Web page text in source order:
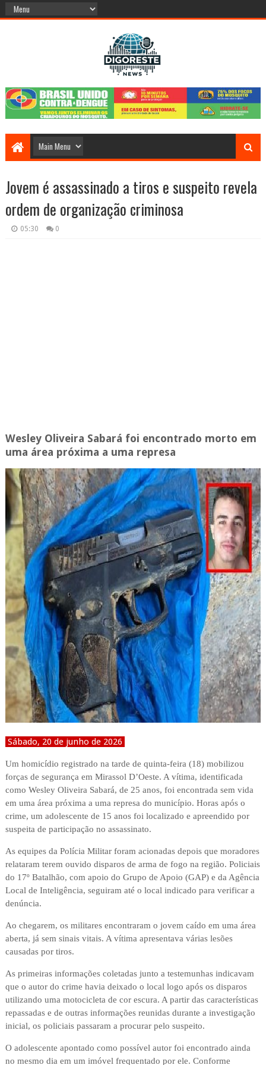
Jovem é assassinado a tiros e suspeito revela
ordem de organização criminosa
05:30 0
Wesley Oliveira Sabará foi encontrado morto em
uma área próxima a uma represa
Sábado, 20 de junho de 2026
Um homicídio registrado na tarde de quinta-feira (18) mobilizou
forças de segurança em Mirassol D’Oeste. A vítima, identificada
como Wesley Oliveira Sabará, de 25 anos, foi encontrada sem vida
em uma área próxima a uma represa do município. Horas após o
crime, um adolescente de 15 anos foi localizado e apreendido por
suspeita de participação no assassinato.
As equipes da Polícia Militar foram acionadas depois que moradores
relataram terem ouvido disparos de arma de fogo na região. Policiais
do 17º Batalhão, com apoio do Grupo de Apoio (GAP) e da Agência
Local de Inteligência, seguiram até o local indicado para verificar a
denúncia.
Ao chegarem, os militares encontraram o jovem caído em uma área
aberta, já sem sinais vitais. A vítima apresentava várias lesões
causadas por tiros.
As primeiras informações coletadas junto a testemunhas indicavam
que o autor do crime havia deixado o local logo após os disparos
utilizando uma motocicleta de cor escura. A partir das características
repassadas e de outras informações reunidas durante a investigação
inicial, os policiais passaram a procurar pelo suspeito.
O adolescente apontado como possível autor foi encontrado ainda
no mesmo dia em um imóvel frequentado por ele. Conforme